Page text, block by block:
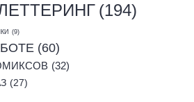
(194)
(9)
(60)
(32)
(27)